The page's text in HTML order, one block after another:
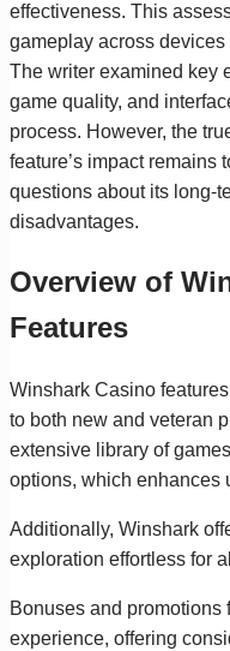
effectiveness. This
gameplay across
The writer examined key
game quality, and
process. However, the
feature’s impact remains
questions about its long-
disadvantages.
Overview of
Features
Winshark Casino
to both new and veteran
extensive library of
options, which enhances
Additionally, Winshark
exploration effortless for
Bonuses and promotions
experience, offering